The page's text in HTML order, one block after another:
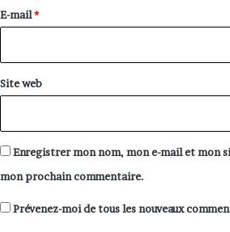
e
E-mail*
Site web
Enregistrer mon nom, mon e-mail et mon
mon prochain commentaire.
Prévenez-moi de tous les nouveaux